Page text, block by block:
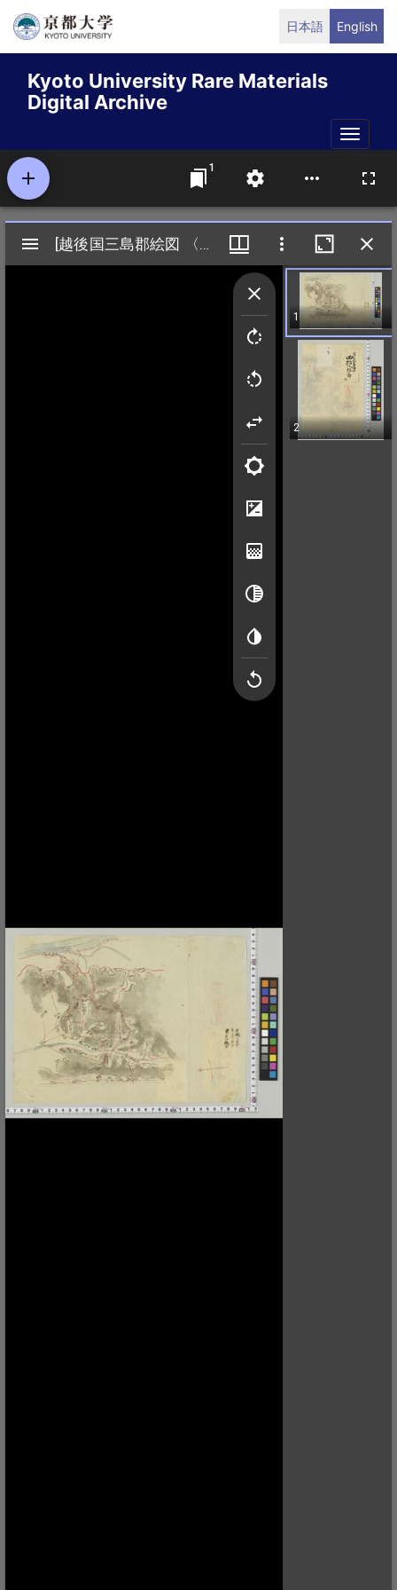
Skip
content
日本語 English
Kyoto University Rare Materials
Digital Archive
Toggle